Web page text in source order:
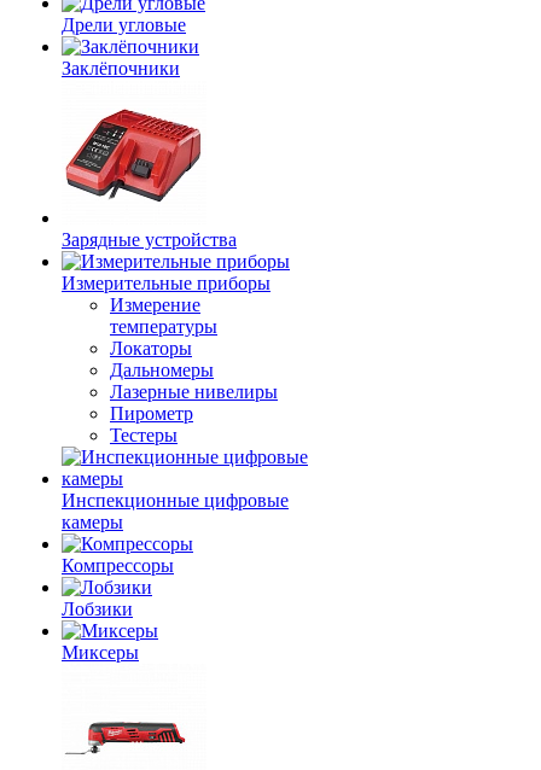
Дрели угловые
Заклёпочники
Зарядные устройства
Измерительные приборы
Измерение
температуры
Локаторы
Дальномеры
Лазерные нивелиры
Пирометр
Тестеры
Инспекционные цифровые
камеры
Компрессоры
Лобзики
Миксеры